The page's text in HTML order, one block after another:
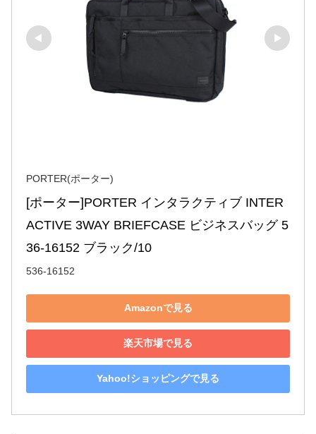
PORTER(ポーター)
[ポーター]PORTER インタラクティブ INTER
ACTIVE 3WAY BRIEFCASE ビジネスバッグ 5
36-16152 ブラック/10
536-16152
Amazonで見る
楽天市場で見る
Yahoo!ショッピングで見る